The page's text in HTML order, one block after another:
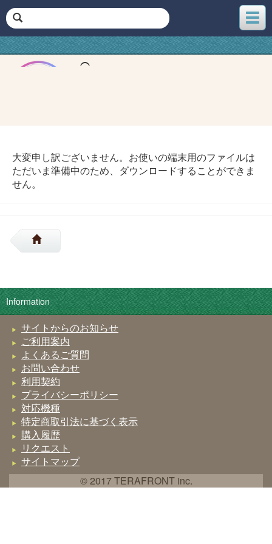
メ
ニ
ュ
ー
大変申し訳ございません。お使いの端末用のファイルは
ただいま準備中のため、ダウンロードすることができま
せん。
Information
サイトからのお知らせ
ご利用案内
よくあるご質問
お問い合わせ
利用契約
プライバシーポリシー
対応機種
特定商取引法に基づく表示
購入履歴
リクエスト
サイトマップ
© 2017 TERAFRONT inc.